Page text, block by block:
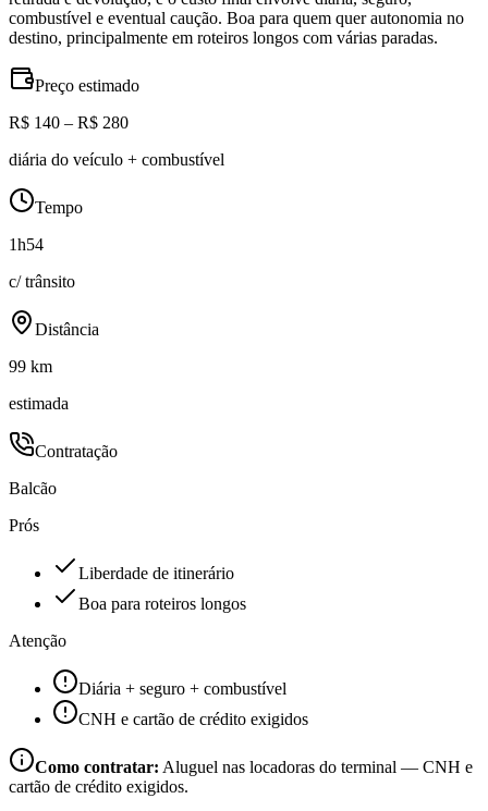
combustível e eventual caução. Boa para quem quer autonomia no
destino, principalmente em roteiros longos com várias paradas.
Preço estimado
R$ 140 – R$ 280
diária do veículo + combustível
Tempo
1h54
c/ trânsito
Distância
99 km
estimada
Contratação
Balcão
Prós
Liberdade de itinerário
Boa para roteiros longos
Atenção
Diária + seguro + combustível
CNH e cartão de crédito exigidos
Como contratar: Aluguel nas locadoras do terminal — CNH e
cartão de crédito exigidos.